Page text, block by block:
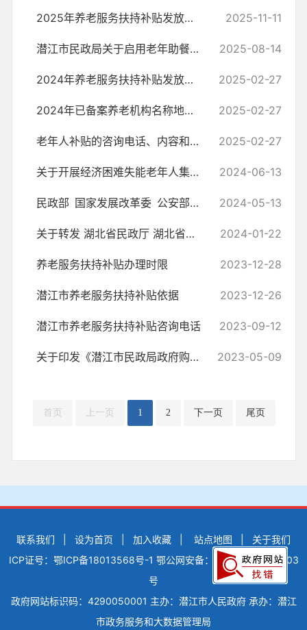
2025年养老服务扶持补贴发放情况 2025-11-11
潜江市民政局关于启用老年助餐人脸识别系统并实施费用减免的公告 2025-08-14
2024年养老服务扶持补贴发放情况 2025-02-27
2024年已备案养老机构名称地址床位数 2025-02-27
老年人补贴的咨询电话、内容和标准 2025-02-27
关于开展经济困难失能老年人集中照护服务工作的通知 2024-06-13
民政部 国家发展改革委 公安部 财政部 中国人民银行 市场监管总局... 2024-05-13
关于转发 湖北省民政厅 湖北省市场监督管理局 关于印发《湖北省养老机构... 2024-01-22
养老服务扶持补贴办理时限 2023-12-28
潜江市养老服务扶持补贴依据 2023-12-26
潜江市养老服务扶持补贴咨询电话 2023-09-12
关于印发《潜江市民政局政府购买养老服务四级目录》的通知 2023-05-09
首页 上一页 1 2 下一页 尾页
联系我们 设为首页 加入收藏 站点地图
关于我们
ICP证号：鄂ICP备18013568号-1 鄂公网安备：42900502000503
号
政府网站标识码：4290050001 主办：潜江市人民政府 承办：潜江
市政务服务和大数据管理局